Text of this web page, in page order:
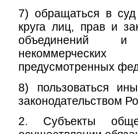
7) обращаться в
круга лиц, прав и
объединений и
предусмотренных
8) пользоваться
законодательством
2. Субъекты